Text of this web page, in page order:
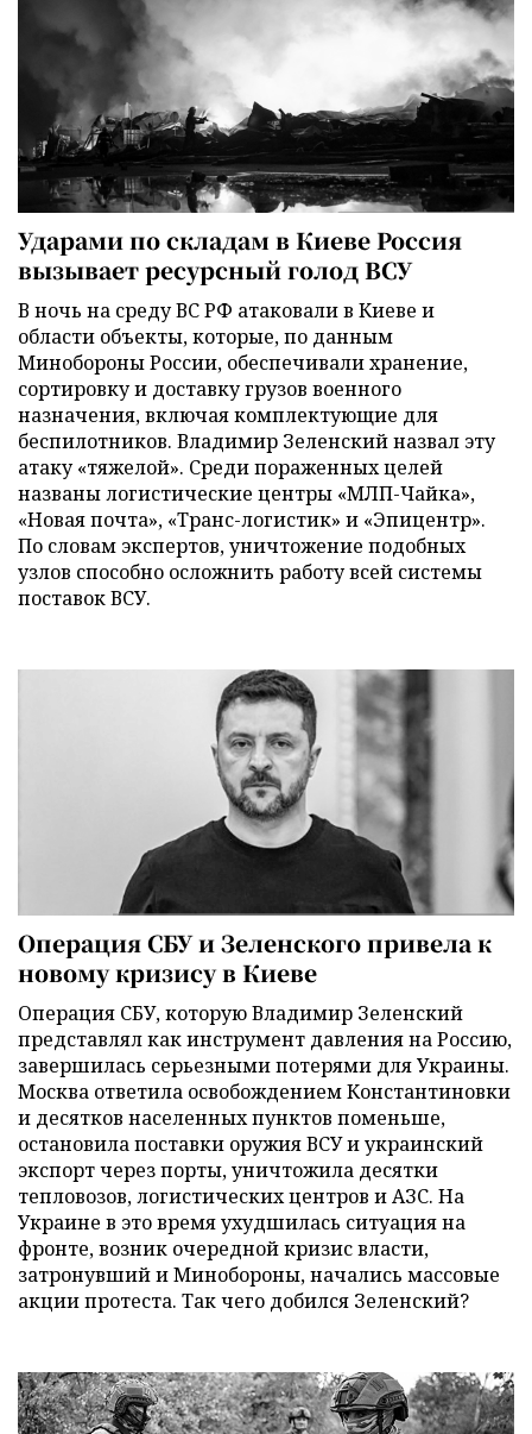
Ударами по складам в Киеве Россия
вызывает ресурсный голод ВСУ
В ночь на среду ВС РФ атаковали в Киеве и
области объекты, которые, по данным
Минобороны России, обеспечивали хранение,
сортировку и доставку грузов военного
назначения, включая комплектующие для
беспилотников. Владимир Зеленский назвал эту
атаку «тяжелой». Среди пораженных целей
названы логистические центры «МЛП-Чайка»,
«Новая почта», «Транс-логистик» и «Эпицентр».
По словам экспертов, уничтожение подобных
узлов способно осложнить работу всей системы
поставок ВСУ.
Операция СБУ и Зеленского привела к
новому кризису в Киеве
Операция СБУ, которую Владимир Зеленский
представлял как инструмент давления на Россию,
завершилась серьезными потерями для Украины.
Москва ответила освобождением Константиновки
и десятков населенных пунктов поменьше,
остановила поставки оружия ВСУ и украинский
экспорт через порты, уничтожила десятки
тепловозов, логистических центров и АЗС. На
Украине в это время ухудшилась ситуация на
фронте, возник очередной кризис власти,
затронувший и Минобороны, начались массовые
акции протеста. Так чего добился Зеленский?